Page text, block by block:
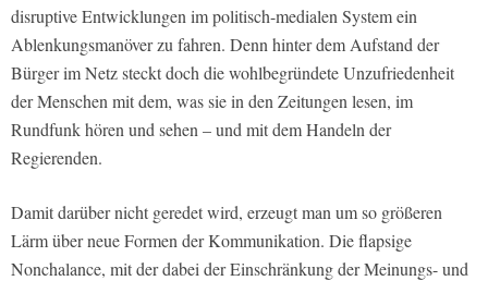
disruptive Entwicklungen im politisch-medialen System ein
Ablenkungsmanöver zu fahren. Denn hinter dem Aufstand der
Bürger im Netz steckt doch die wohlbegründete Unzufriedenheit
der Menschen mit dem, was sie in den Zeitungen lesen, im
Rundfunk hören und sehen – und mit dem Handeln der
Regierenden.
Damit darüber nicht geredet wird, erzeugt man um so größeren
Lärm über neue Formen der Kommunikation. Die flapsige
Nonchalance, mit der dabei der Einschränkung der Meinungs- und